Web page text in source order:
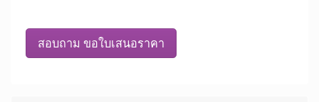
สอบถาม ขอใบเสนอราคา